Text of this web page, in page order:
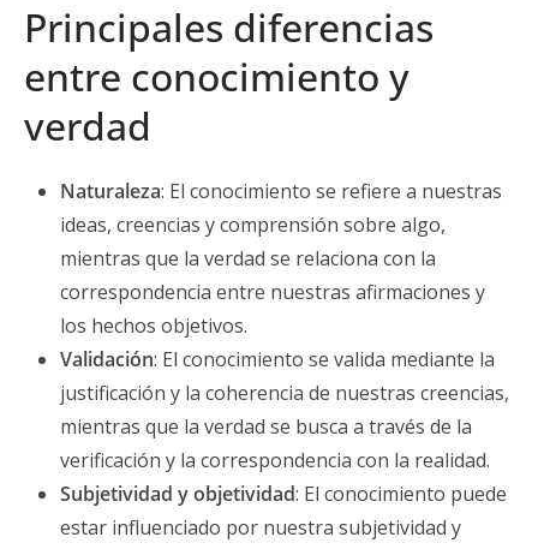
Principales diferencias
entre conocimiento y
verdad
Naturaleza: El conocimiento se refiere a nuestras
ideas, creencias y comprensión sobre algo,
mientras que la verdad se relaciona con la
correspondencia entre nuestras afirmaciones y
los hechos objetivos.
Validación: El conocimiento se valida mediante la
justificación y la coherencia de nuestras creencias,
mientras que la verdad se busca a través de la
verificación y la correspondencia con la realidad.
Subjetividad y objetividad: El conocimiento puede
estar influenciado por nuestra subjetividad y